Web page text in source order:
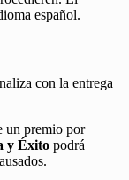
español.
con la entrega
un premio por
y Éxito podrá